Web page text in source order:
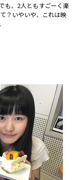
も、2人ともすごーく楽
？いやいや、これは映